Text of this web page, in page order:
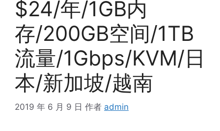
$24/年/1GB内
存/200GB空间/1TB
流量/1Gbps/KVM/日
本/新加坡/越南
2019 年 6 月 9 日 作者 admin